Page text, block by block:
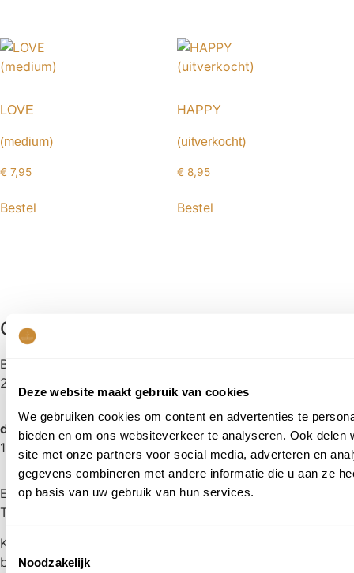
Deze website maakt gebruik van cookies
We gebruiken cookies om content en advertenties te
bieden en om ons websiteverkeer te analyseren. Ook
site met onze partners voor social media, adverteren en
gegevens combineren met andere informatie die u aan ze
op basis van uw gebruik van hun services.
Toestemmingsselectie
Noodzakelijk
LOVE
(medium)
€ 7,95
Bestel
HAPPY
(uitverkocht)
€ 8,95
Bestel
Contactgegevens
Bloemendaalseweg 256
2051 GN OVERVEEN
dinsdag t/m zaterdag
10.00 tot 17.00 uur
E:
freek@koetshuysbloemen.nl
T:
KvK: 57614229
btw: NL001509894B48